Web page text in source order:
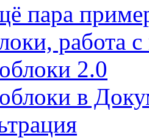
пара
работа
2.0
в